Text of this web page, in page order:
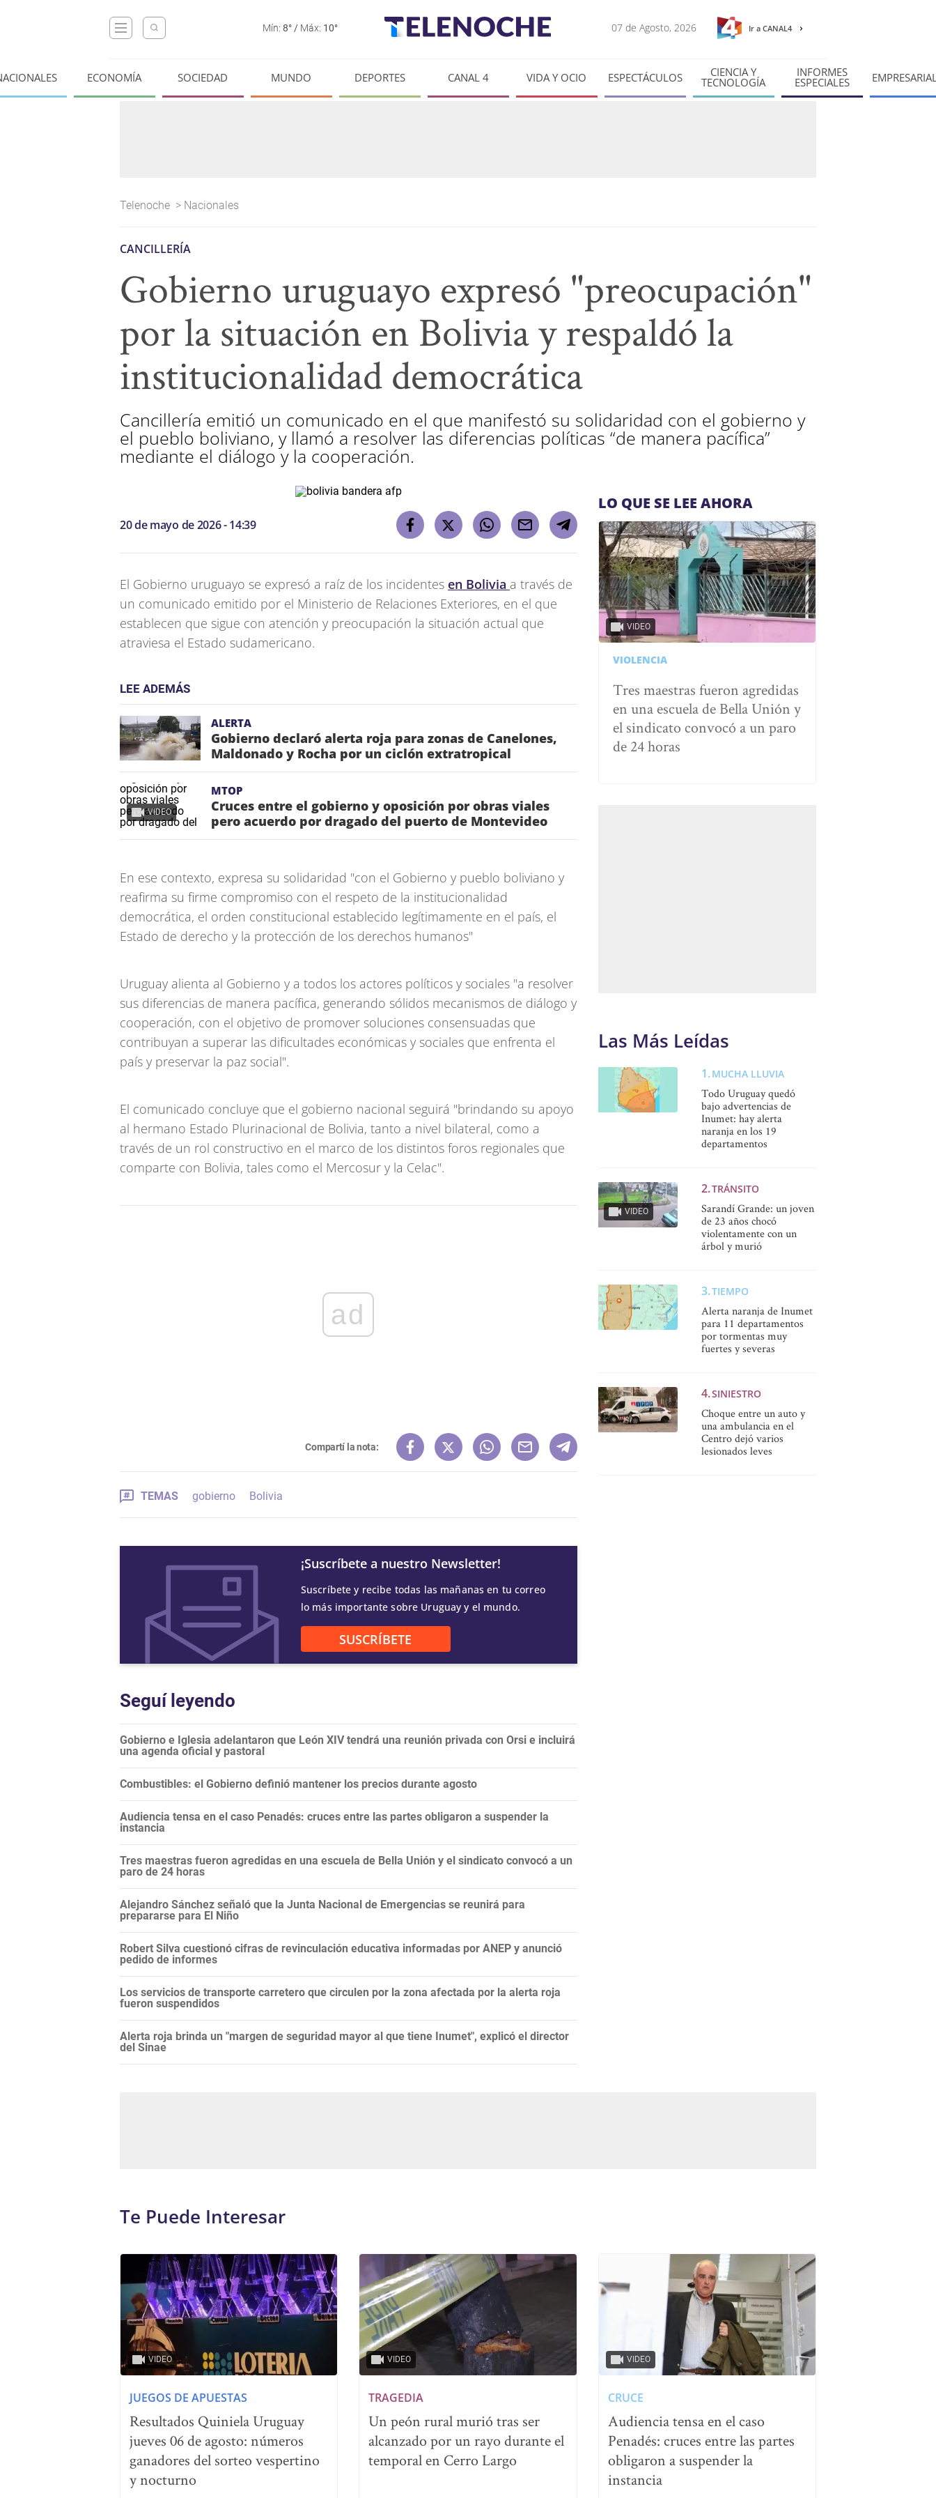
Mín: 8° / Máx: 10° 07 de Agosto, 2026 Ir a CANAL4
ECONOMÍA SOCIEDAD MUNDO DEPORTES CANAL 4 VIDA Y OCIO ESPECTÁCULOS CIENCIA Y
TECNOLOGÍA
INFORMES
ESPECIALES
Telenoche > Nacionales
CANCILLERÍA
Gobierno uruguayo expresó "preocupación"
por la situación en Bolivia y respaldó la
institucionalidad democrática
Cancillería emitió un comunicado en el que manifestó su solidaridad con el gobierno y
el pueblo boliviano, y llamó a resolver las diferencias políticas “de manera pacífica”
mediante el diálogo y la cooperación.
20 de mayo de 2026 - 14:39
El Gobierno uruguayo se expresó a raíz de los incidentes en Bolivia a través de
un comunicado emitido por el Ministerio de Relaciones Exteriores, en el que
establecen que sigue con atención y preocupación la situación actual que
atraviesa el Estado sudamericano.
LEE ADEMÁS
ALERTA
Gobierno declaró alerta roja para zonas de Canelones,
Maldonado y Rocha por un ciclón extratropical
VIDEO
MTOP
Cruces entre el gobierno y oposición por obras viales
pero acuerdo por dragado del puerto de Montevideo
En ese contexto, expresa su solidaridad "con el Gobierno y pueblo boliviano y
reafirma su firme compromiso con el respeto de la institucionalidad
democrática, el orden constitucional establecido legítimamente en el país, el
Estado de derecho y la protección de los derechos humanos"
Uruguay alienta al Gobierno y a todos los actores políticos y sociales "a resolver
sus diferencias de manera pacífica, generando sólidos mecanismos de diálogo y
cooperación, con el objetivo de promover soluciones consensuadas que
contribuyan a superar las dificultades económicas y sociales que enfrenta el
país y preservar la paz social".
El comunicado concluye que el gobierno nacional seguirá "brindando su apoyo
al hermano Estado Plurinacional de Bolivia, tanto a nivel bilateral, como a
través de un rol constructivo en el marco de los distintos foros regionales que
comparte con Bolivia, tales como el Mercosur y la Celac".
ad
Compartí la nota:
TEMAS gobierno Bolivia
¡Suscríbete a nuestro Newsletter!
Suscríbete y recibe todas las mañanas en tu correo
lo más importante sobre Uruguay y el mundo.
SUSCRÍBETE
Seguí leyendo
Gobierno e Iglesia adelantaron que León XIV tendrá una reunión privada con Orsi e incluirá
una agenda oficial y pastoral
Combustibles: el Gobierno definió mantener los precios durante agosto
Audiencia tensa en el caso Penadés: cruces entre las partes obligaron a suspender la
instancia
Tres maestras fueron agredidas en una escuela de Bella Unión y el sindicato convocó a un
paro de 24 horas
Alejandro Sánchez señaló que la Junta Nacional de Emergencias se reunirá para
prepararse para El Niño
Robert Silva cuestionó cifras de revinculación educativa informadas por ANEP y anunció
pedido de informes
Los servicios de transporte carretero que circulen por la zona afectada por la alerta roja
fueron suspendidos
Alerta roja brinda un "margen de seguridad mayor al que tiene Inumet", explicó el director
del Sinae
LO QUE SE LEE AHORA
VIDEO
VIOLENCIA
Tres maestras fueron agredidas
en una escuela de Bella Unión y
el sindicato convocó a un paro
de 24 horas
Las Más Leídas
MUCHA LLUVIA
Todo Uruguay quedó
bajo advertencias de
Inumet: hay alerta
naranja en los 19
departamentos
VIDEO
TRÁNSITO
Sarandí Grande: un joven
de 23 años chocó
violentamente con un
árbol y murió
TIEMPO
Alerta naranja de Inumet
para 11 departamentos
por tormentas muy
fuertes y severas
SINIESTRO
Choque entre un auto y
una ambulancia en el
Centro dejó varios
lesionados leves
Te Puede Interesar
VIDEO
JUEGOS DE APUESTAS
Resultados Quiniela Uruguay
jueves 06 de agosto: números
ganadores del sorteo vespertino
y nocturno
VIDEO
TRAGEDIA
Un peón rural murió tras ser
alcanzado por un rayo durante el
temporal en Cerro Largo
VIDEO
CRUCE
Audiencia tensa en el caso
Penadés: cruces entre las partes
obligaron a suspender la
instancia